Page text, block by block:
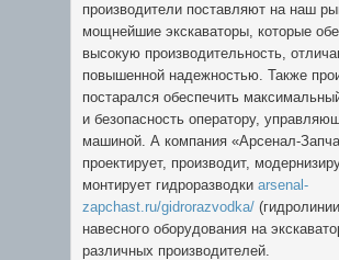
производители поставляют на наш
мощнейшие экскаваторы, которые
высокую производительность,
повышенной надежностью. Также
постарался обеспечить
и безопасность оператору,
машиной. А компания «Арсенал-
проектирует, производит,
монтирует гидроразводки arsenal-
zapchast.ru/gidrorazvodka/
навесного оборудования на
различных производителей.